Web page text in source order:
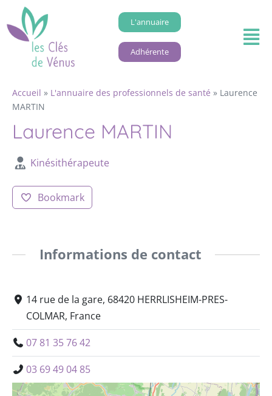
L'annuaire
Adhérente
Accueil » L'annuaire des professionnels de santé » Laurence
MARTIN
Laurence MARTIN
Kinésithérapeute
Bookmark
Informations de contact
14 rue de la gare, 68420 HERRLISHEIM-PRES-
COLMAR, France
07 81 35 76 42
03 69 49 04 85